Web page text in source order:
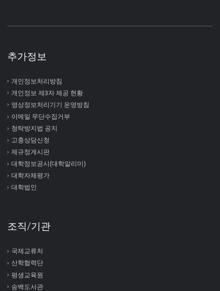
추가정보
개인정보처리방침
개인정보 제3자 제공 현황
영상정보처리기기 운영방침
이메일 무단수집거부
청탁방지법 공지
고충상담신청
제규정게시판
대학정보공시(대학알리미)
대학자체평가
대학법인
조직/기관
국제교류처
산학협력단
평생교육원
송백도서관